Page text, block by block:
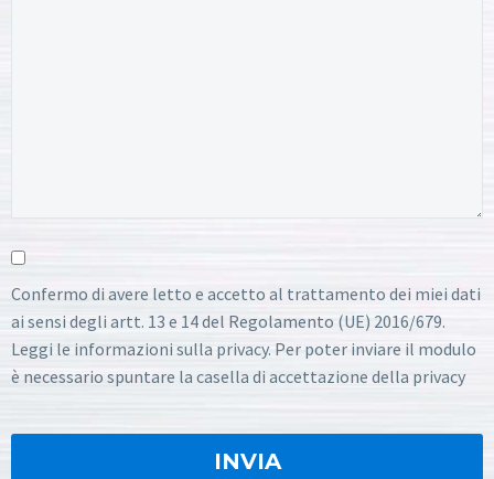
Confermo di avere letto e accetto al trattamento dei miei dati
ai sensi degli artt. 13 e 14 del Regolamento (UE) 2016/679.
Leggi le informazioni sulla privacy. Per poter inviare il modulo
è necessario spuntare la casella di accettazione della privacy